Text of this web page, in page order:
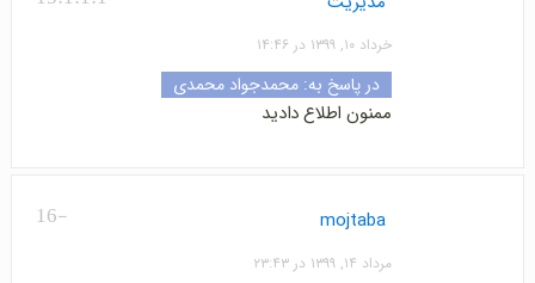
خرداد ۱۰, ۱۳۹۹ در ۱۴:۴۶
در پاسخ به: محمدجواد محمدی
ممنون اطلاع دادید
-16 mojtaba
مرداد ۱۴, ۱۳۹۹ در ۲۳:۴۳